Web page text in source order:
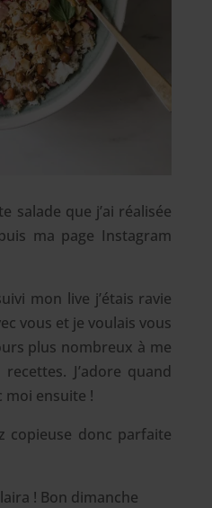
salade que j’ai réalisée
ma page Instagram
mon live j’étais ravie
vous et je voulais vous
plus nombreux à me
J’adore quand
moi ensuite !
copieuse donc parfaite
! Bon dimanche